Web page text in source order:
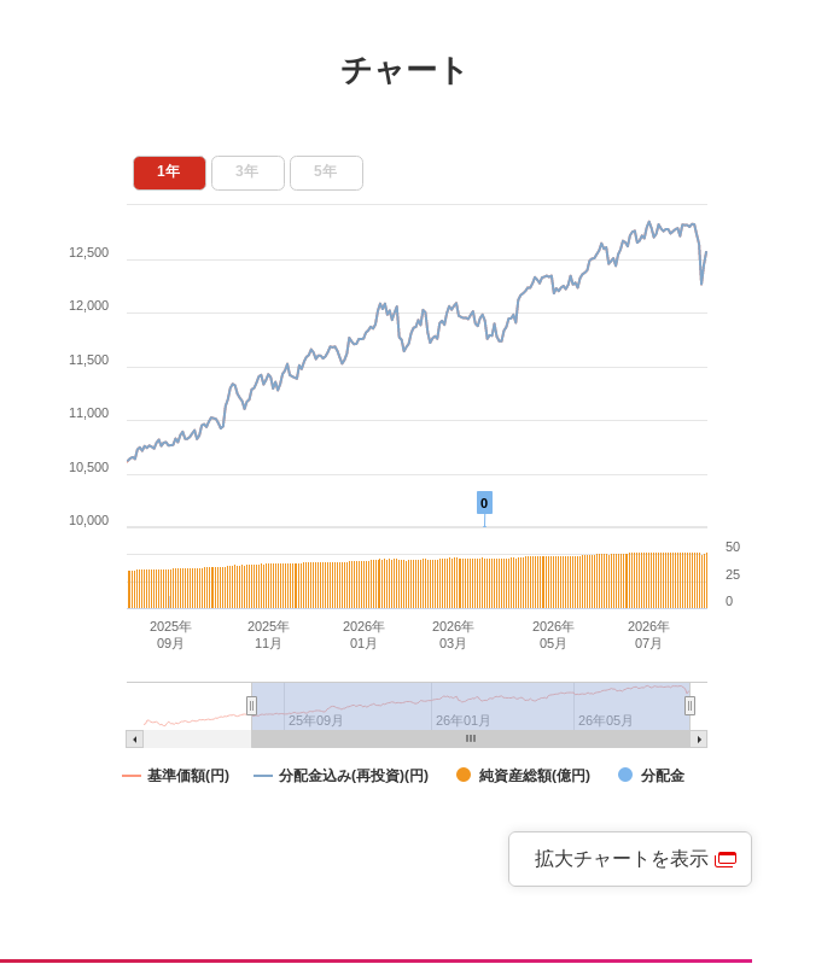
チャート
0
2025年
09月
2025年
11月
2026年
01月
2026年
03月
2026年
05月
2026年
07月
25年09月 26年01月 26年05月
1年 3年 5年
基準価額(円) 分配金込み(再投資)(円) 純資産総額(億円) 分配金
10,000
10,500
11,000
11,500
12,000
12,500
0
25
50
拡大チャートを表示